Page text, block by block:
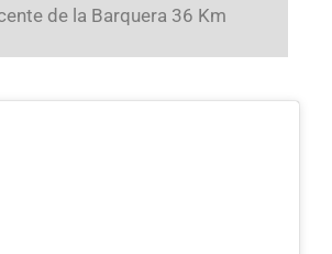
de la Barquera 36 Km